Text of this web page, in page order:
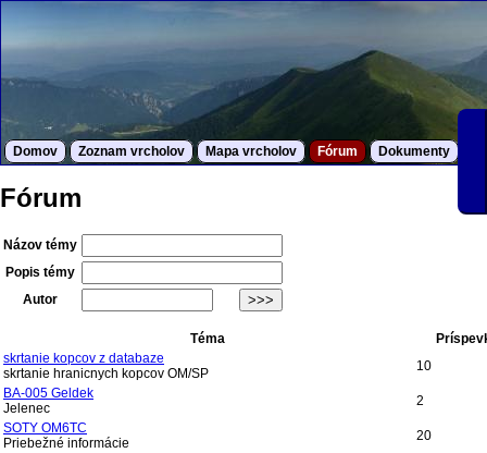
Domov Zoznam vrcholov Mapa vrcholov Fórum Dokumenty
Fórum
Názov témy
Popis témy
Autor
Téma
skrtanie kopcov z databaze
skrtanie hranicnych kopcov OM/SP
10
BA-005 Geldek
Jelenec
2
SOTY OM6TC
Priebežné informácie
20